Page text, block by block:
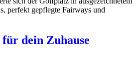
perfekt gepflegte Fairways und
dein Zuhause